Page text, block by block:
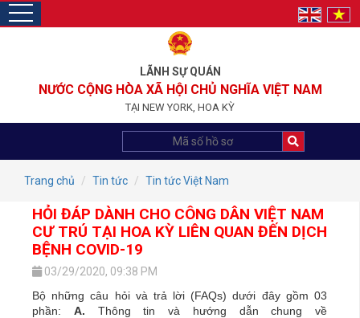
LÃNH SỰ QUÁN
NƯỚC CỘNG HÒA XÃ HỘI CHỦ NGHĨA VIỆT NAM
TẠI NEW YORK, HOA KỲ
toggle
navigation
Trang chủ Tin tức Tin tức Việt Nam
HỎI ĐÁP DÀNH CHO CÔNG DÂN VIỆT NAM
CƯ TRÚ TẠI HOA KỲ LIÊN QUAN ĐẾN DỊCH
BỆNH COVID-19
03/29/2020, 09:38 PM
Bộ những câu hỏi và trả lời (FAQs) dưới đây gồm 03
phần: A. Thông tin và hướng dẫn chung về